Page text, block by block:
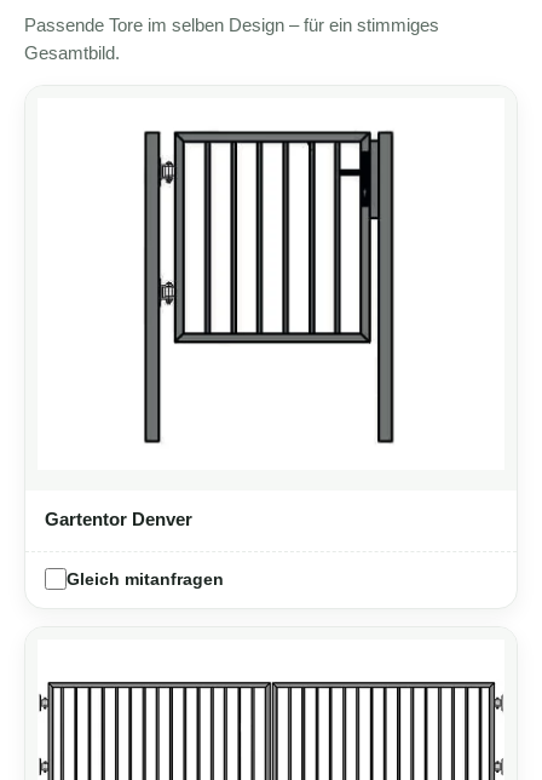
Passende Tore im selben Design – für ein stimmiges
Gesamtbild.
Gartentor Denver
Gleich mitanfragen